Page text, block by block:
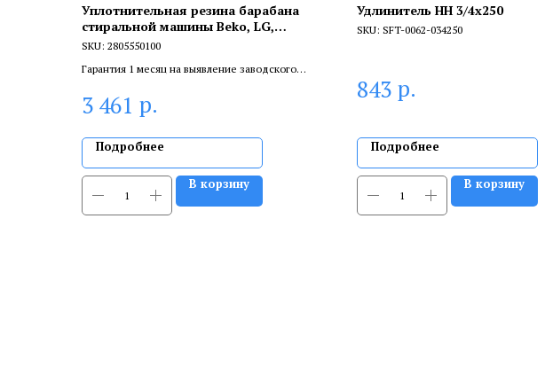
Уплотнительная резина барабана
стиральной машины Beko, LG,
Whirlpool, 2805550100
SKU: 2805550100
Гарантия 1 месяц на выявление заводского
сертифицированный специалист.
3 461 р.
Подробнее
В корзину
Удлинитель НН 3/4x250
SKU: SFT-0062-034250
843 р.
Подробнее
В корзину